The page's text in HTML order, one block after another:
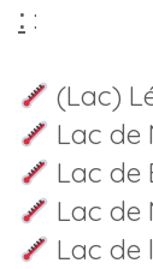
: :
(Lac)
Lac de
Lac de
Lac de
Lac de